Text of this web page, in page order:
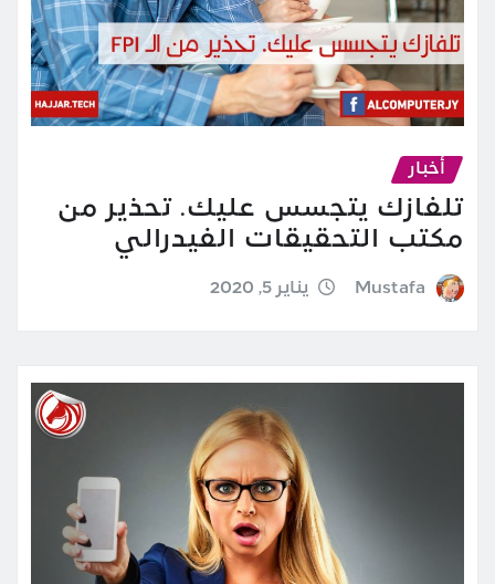
أخبار
تلفازك يتجسس عليك. تحذير من
مكتب التحقيقات الفيدرالي
Mustafa يناير 5, 2020